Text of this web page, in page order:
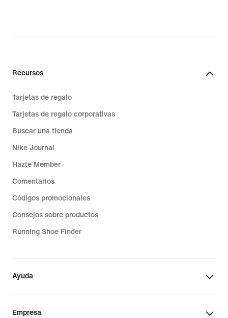
139,99 €
Recursos
Tarjetas de regalo
Tarjetas de regalo corporativas
Buscar una tienda
Nike Journal
Hazte Member
Comentarios
Códigos promocionales
Consejos sobre productos
Running Shoe Finder
Ayuda
Empresa